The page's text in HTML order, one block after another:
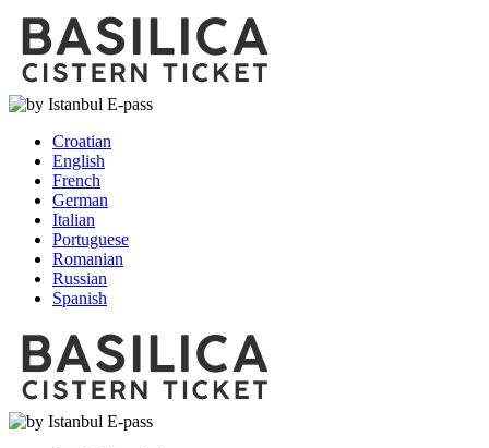
Croatian
English
French
German
Italian
Portuguese
Romanian
Russian
Spanish